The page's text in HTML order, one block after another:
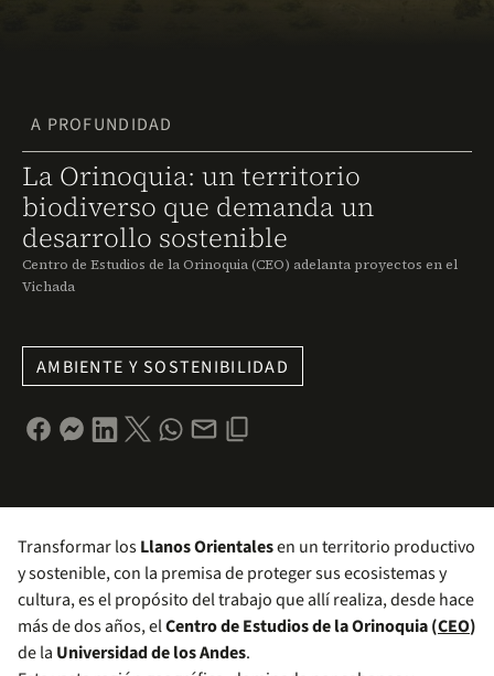
A PROFUNDIDAD
La Orinoquia: un territorio
biodiverso que demanda un
desarrollo sostenible
Centro de Estudios de la Orinoquia (CEO) adelanta proyectos en el
Vichada
AMBIENTE Y SOSTENIBILIDAD
Transformar losLlanos Orientalesen un territorio productivo
y sostenible, con la premisa de proteger sus ecosistemas y
cultura, es el propósito del trabajo que allí realiza, desde hace
más de dos años, elCentro de Estudios de la Orinoquia (CEO)
de la Universidad de los Andes.